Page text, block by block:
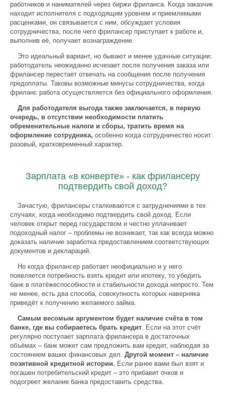
работников и нанимателей через биржи фриланса. Когда заказчик
находит исполнителя с подходящим уровнем и приемлемыми
расценками, он связывается с ним, обсуждает условия
сотрудничества, после чего фрилансер приступает к работе и,
выполнив её, получает вознаграждение.
Это идеальный вариант, но бывают и менее удачные ситуации:
работодатель неожиданно исчезает после получения заказа или
фрилансер перестаёт отвечать на сообщения после получения
предоплаты. Таковы возможные минусы сотрудничества, когда
фриланс работа осуществляется без официального оформления.
Для работодателя выгода также заключается, в первую
очередь, в отсутствии необходимости платить
обременительные налоги и сборы, тратить время на
оформление сотрудника, особенно когда сотрудничество носит
разовый, кратковременный характер.
Зарплата «в конверте» - как фрилансеру
подтвердить свой доход?
Зачастую, фрилансеры сталкиваются с затруднениями в тех
случаях, когда необходимо подтвердить свой доход. Если
человек открыт перед государством и честно уплачивает
подоходный налог – проблемы не возникает, так как всегда можно
доказать наличие заработка предоставлением соответствующих
документов и деклараций.
Но когда фрилансер работает неофициально и у него
появляется потребность взять кредит или ипотеку, то убедить
банк в платёжеспособности и стабильности дохода непросто. Тем
не менее, есть два способа, совокупность которых наверняка
приведёт к получению желаемого займа.
Самым весомым аргументом будет наличие счёта в том
банке, где вы собираетесь брать кредит. Если на этот счёт
регулярно поступает зарплата фрилансера в достаточных
объёмах – банк может сам предложить вам кредит, наблюдая за
состоянием ваших финансовых дел. Другой момент – наличие
позитивной кредитной истории. Если ранее вами был взят и
погашен потребительский кредит – это прибавит очков и
подогреет желание банка предоставить средства.